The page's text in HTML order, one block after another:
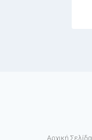
Αρχική Σελίδα